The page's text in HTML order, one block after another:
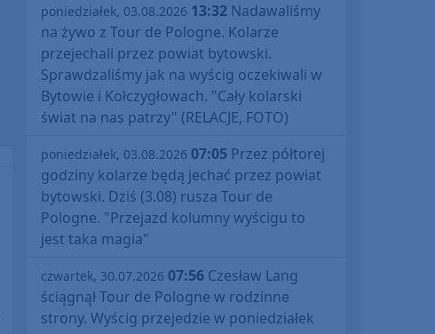
poniedziałek, 03.08.2026 13:32 Nadawaliśmy
na żywo z Tour de Pologne. Kolarze
przejechali przez powiat bytowski.
Sprawdzaliśmy jak na wyścig oczekiwali w
Bytowie i Kołczygłowach. "Cały kolarski
świat na nas patrzy" (RELACJE, FOTO)
poniedziałek, 03.08.2026 07:05 Przez półtorej
godziny kolarze będą jechać przez powiat
bytowski. Dziś (3.08) rusza Tour de
Pologne. "Przejazd kolumny wyścigu to
jest taka magia"
czwartek, 30.07.2026 07:56 Czesław Lang
ściągnął Tour de Pologne w rodzinne
strony. Wyścig przejedzie w poniedziałek